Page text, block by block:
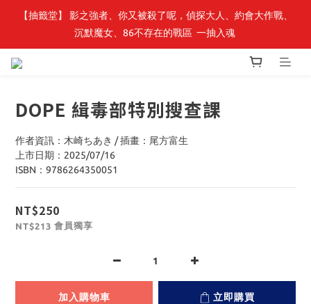
最新開賣🔥「全知讀者視角」 周邊商品
【抽籤堂】 影之強者、你又被殺了呢，偵探大人、約會大作戰、
沉默魔女、86不存在的戰區  一抽入魂
DOPE 緝毒部特別搜查課
作者資訊：木崎ちあき / 插畫：尾方富生
上市日期：2025/07/16
ISBN：9786264350051
NT$250
NT$213 會員獨享
加入購物車 立即購買